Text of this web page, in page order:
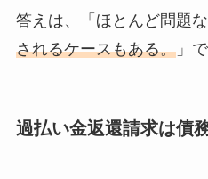
答えは、「ほとんど問題な
されるケースもある。」で
過払い金返還請求は債